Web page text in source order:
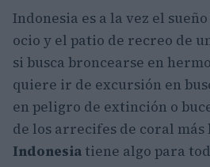
Indonesia es a la vez el
ocio y el patio de recreo de
si busca broncearse en
quiere ir de excursión en
en peligro de extinción o
de los arrecifes de coral más
Indonesia tiene algo para